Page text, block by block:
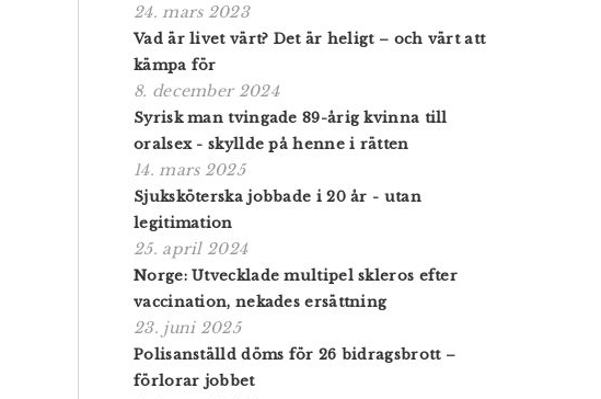
24. mars 2023
Vad är livet värt? Det är heligt – och värt att
kämpa för
8. december 2024
Syrisk man tvingade 89-årig kvinna till
oralsex - skyllde på henne i rätten
14. mars 2025
Sjuksköterska jobbade i 20 år - utan
legitimation
25. april 2024
Norge: Utvecklade multipel skleros efter
vaccination, nekades ersättning
23. juni 2025
Polisanställd döms för 26 bidragsbrott –
förlorar jobbet